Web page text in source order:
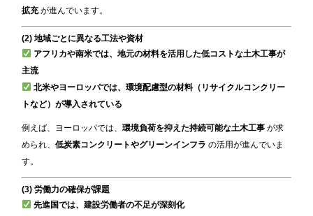
拡充が進んでいます。
(2) 地域ごとに異なる工法や資材
アフリカや南米では、地元の材料を活用した低コストな土木工事が
主流
北米やヨーロッパでは、環境配慮型の材料（リサイクルコンクリー
トなど）が導入されている
例えば、ヨーロッパでは、環境負荷を抑えた持続可能な土木工事 が求
められ、低炭素コンクリートやグリーンインフラ の活用が進んでいま
す。
(3) 労働力の確保が課題
先進国では、建設労働者の不足が深刻化